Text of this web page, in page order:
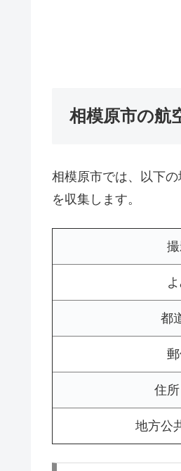
相模原市の航
相模原市では、以下
を収集します。
都
住
地方公